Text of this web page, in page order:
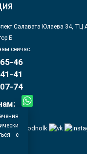
с
Салавата Юлаева 34, ТЦ
Б
сейчас:
46
41
74